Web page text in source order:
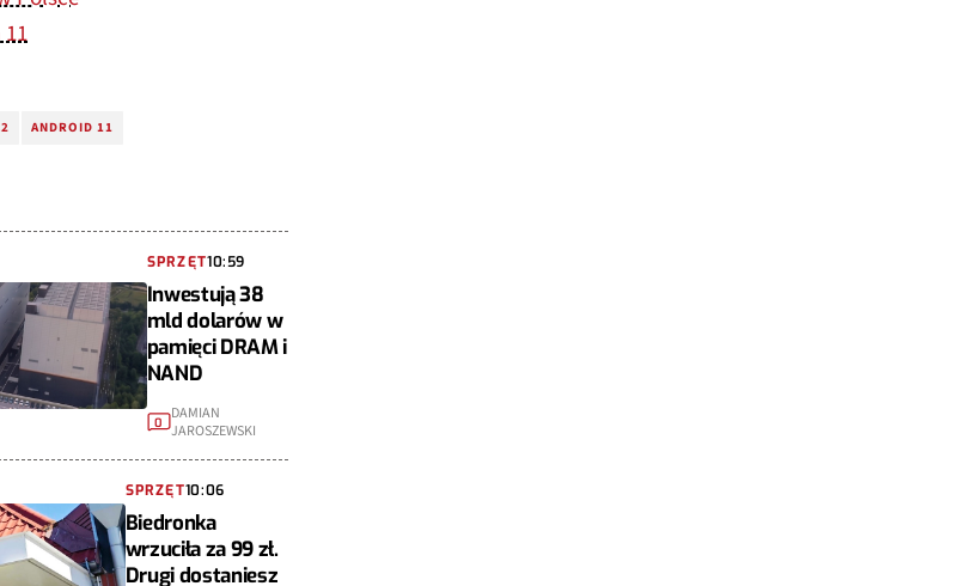
ANDROID 11
SPRZĘT10:59
Inwestują 38
mld dolarów w
pamięci DRAM i
NAND
0 DAMIAN
JAROSZEWSKI
SPRZĘT10:06
Biedronka
wrzuciła za 99 zł.
Drugi dostaniesz